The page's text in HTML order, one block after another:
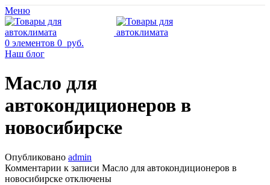
Меню
0 элементов 0 руб.
Наш блог
Масло для
автокондиционеров в
новосибирске
Опубликовано admin
Комментарии к записи Масло для автокондиционеров в
новосибирске отключены